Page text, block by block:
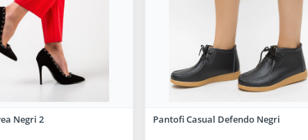
Negri 2 Pantofi Casual Defendo Negri